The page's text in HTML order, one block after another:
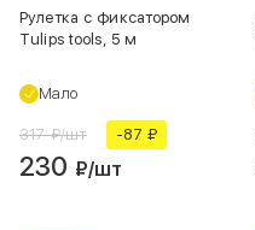
Рулетка с фиксатором
Tulips tools, 5 м
Мало
317 ₽/шт -87 ₽
230 ₽/шт